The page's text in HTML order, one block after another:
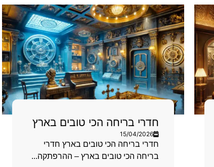
חדרי בריחה הכי טובים בארץ
15/04/2026
חדרי בריחה הכי טובים בארץ חדרי
בריחה הכי טובים בארץ – ההרפתקה...